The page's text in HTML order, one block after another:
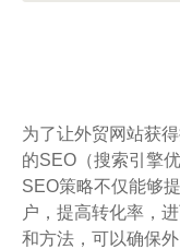
为了让外贸网站获
的SEO（搜索引擎
SEO策略不仅能够
户，提高转化率，
和方法，可以确保